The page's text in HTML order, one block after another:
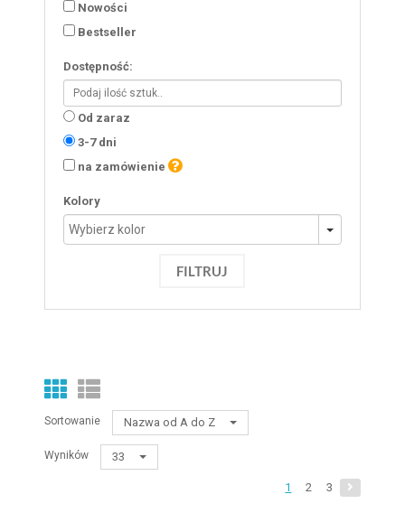
Nowości
Bestseller
Dostępność:
Od zaraz
3-7 dni
na zamówienie
Kolory
FILTRUJ
Sortowanie Nazwa od A do Z
Wyników 33
1 2 3